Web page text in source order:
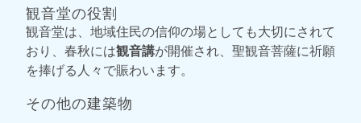
観音堂の役割
観音堂は、地域住民の信仰の場としても大切にされて
おり、春秋には観音講が開催され、聖観音菩薩に祈願
を捧げる人々で賑わいます。
その他の建築物